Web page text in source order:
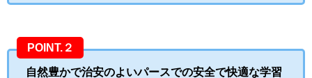
POINT.２
自然豊かで治安のよいパースでの安全で快適な学習